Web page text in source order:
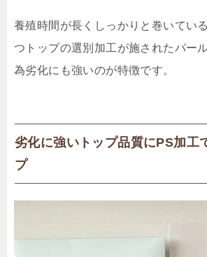
養殖時間が長くしっかりと巻いてい
つトップの選別加工が施されたパー
為劣化にも強いのが特徴です。
劣化に強いトップ品質にPS加工
プ